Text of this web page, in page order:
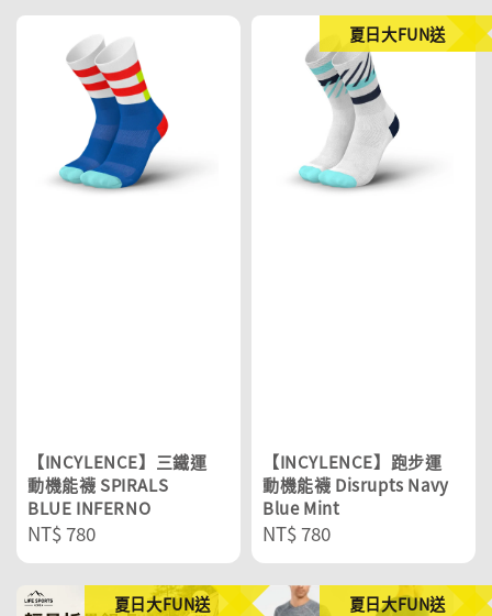
【INCYLENCE】三鐵運
動機能襪 SPIRALS
BLUE INFERNO
Regular
price
NT$ 780
夏日大FUN送
【INCYLENCE】跑步運
動機能襪 Disrupts Navy
Blue Mint
Regular
price
NT$ 780
夏日大FUN送 夏日大FUN送